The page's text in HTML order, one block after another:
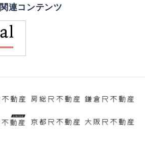
関連コンテンツ